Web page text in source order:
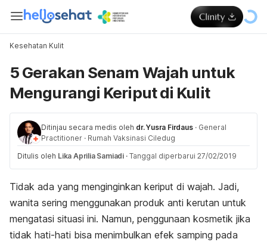
Kesehatan Kulit
5 Gerakan Senam Wajah untuk
Mengurangi Keriput di Kulit
Ditinjau secara medis oleh dr. Yusra Firdaus · General
Practitioner · Rumah Vaksinasi Ciledug
Ditulis oleh Lika Aprilia Samiadi · Tanggal diperbarui 27/02/2019
Tidak ada yang menginginkan keriput di wajah. Jadi,
wanita sering menggunakan produk anti kerutan untuk
mengatasi situasi ini. Namun, penggunaan kosmetik jika
tidak hati-hati bisa menimbulkan efek samping pada